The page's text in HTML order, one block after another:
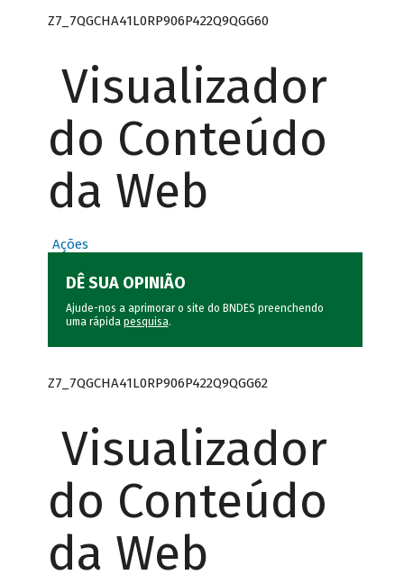
Z7_7QGCHA41L0RP906P422Q9QGG60
Visualizador
do Conteúdo
da Web
Ações
DÊ SUA OPINIÃO
Ajude-nos a aprimorar o site do BNDES preenchendo
uma rápida pesquisa.
Z7_7QGCHA41L0RP906P422Q9QGG62
Visualizador
do Conteúdo
da Web